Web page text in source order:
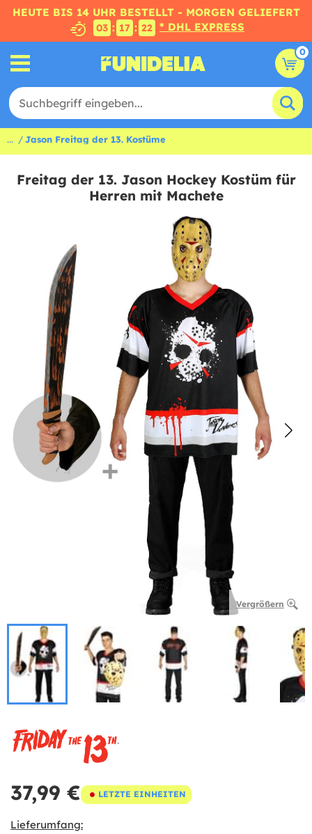
HEUTE BIS 14 UHR BESTELLT - MORGEN GELIEFERT
03 : 17 : 21 * DHL EXPRESS
0
... Jason Freitag der 13. Kostüme
Freitag der 13. Jason Hockey Kostüm für
Herren mit Machete
Vergrößern
37,99 € LETZTE EINHEITEN
Lieferumfang: